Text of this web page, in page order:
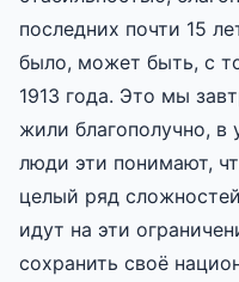
последних почти 15
было, может быть, с
1913 года. Это мы
жили благополучно, в
люди эти понимают,
целый ряд
идут на эти
сохранить своё